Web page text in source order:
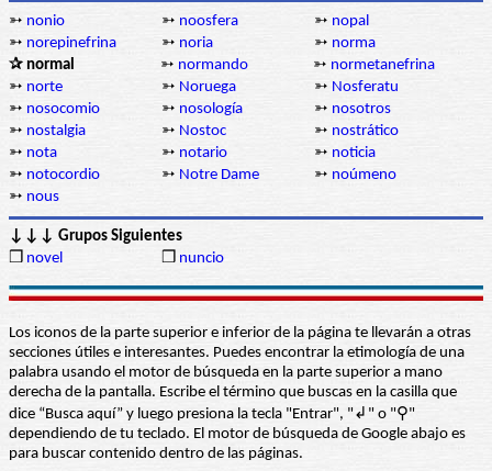
➳ nonio ➳ noosfera ➳ nopal
➳ norepinefrina ➳ noria ➳ norma
✰ normal
➳ normando ➳ normetanefrina
➳ norte ➳ Noruega ➳ Nosferatu
➳ nosocomio ➳ nosología ➳ nosotros
➳ nostalgia ➳ Nostoc ➳ nostrático
➳ nota ➳ notario ➳ noticia
➳ notocordio ➳ Notre Dame ➳ noúmeno
➳ nous
↓↓↓ Grupos Siguientes
❒ novel ❒ nuncio
Los iconos de la parte superior e inferior de la página te llevarán a otras
secciones útiles e interesantes. Puedes encontrar la etimología de una
palabra usando el motor de búsqueda en la parte superior a mano
derecha de la pantalla. Escribe el término que buscas en la casilla que
dice “Busca aquí” y luego presiona la tecla "Entrar", "↲" o "⚲"
dependiendo de tu teclado. El motor de búsqueda de Google abajo es
para buscar contenido dentro de las páginas.